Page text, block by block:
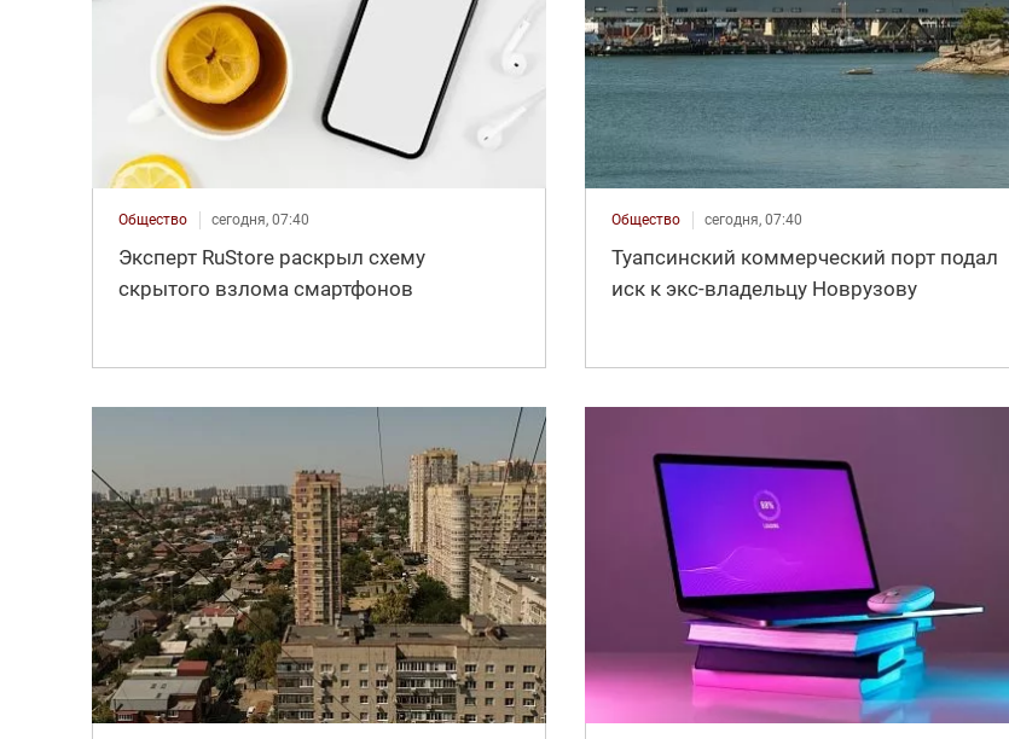
Общество сегодня, 07:40
Эксперт RuStore раскрыл схему
скрытого взлома смартфонов
Общество сегодня, 07:40
Туапсинский коммерческий порт подал
иск к экс-владельцу Новрузову